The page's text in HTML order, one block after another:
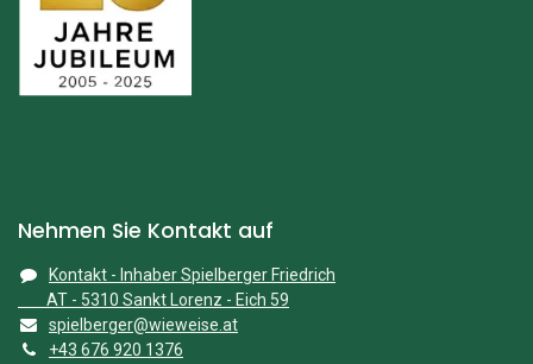
Nehmen Sie Kontakt auf
Kontakt - Inhaber Spielberger Friedrich
AT - 5310 Sankt Lorenz - Eich 59
spielberger@wieweise.at
+43 676 920 1376